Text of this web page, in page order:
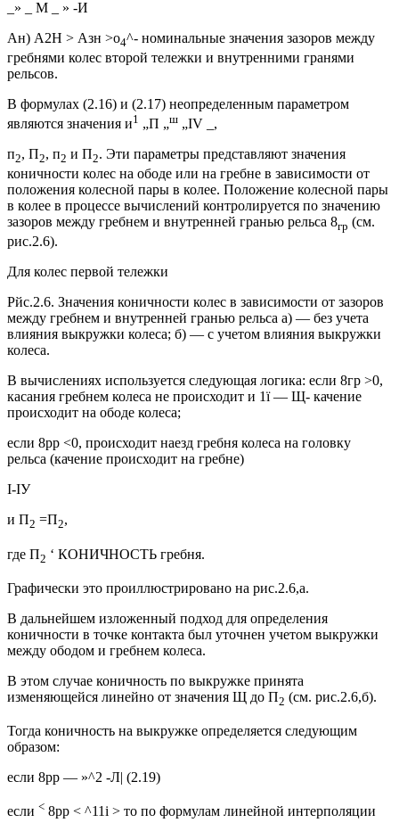
_» _ М _ » -И
Ан) А2Н > Азн >о4^- номинальные значения зазоров между
гребнями колес второй тележки и внутренними гранями
рельсов.
В формулах (2.16) и (2.17) неопределенным параметром
являются значения и1 „П „ш „IV _,
п2, П2, п2 и П2. Эти параметры представляют значения
коничности колес на ободе или на гребне в зависимости от
положения колесной пары в колее. Положение колесной пары
в колее в процессе вычислений контролируется по значению
зазоров между гребнем и внутренней гранью рельса 8гр (см.
рис.2.6).
Для колес первой тележки
Рйс.2.6. Значения коничности колес в зависимости от зазоров
между гребнем и внутренней гранью рельса а) — без учета
влияния выкружки колеса; б) — с учетом влияния выкружки
колеса.
В вычислениях используется следующая логика: если 8гр >0,
касания гребнем колеса не происходит и 1ї — Щ- качение
происходит на ободе колеса;
если 8рр <0, происходит наезд гребня колеса на головку
рельса (качение происходит на гребне)
І-ІУ
и П2 =П2,
где П2 ‘ КОНИЧНОСТЬ гребня.
Графически это проиллюстрировано на рис.2.6,а.
В дальнейшем изложенный подход для определения
коничности в точке контакта был уточнен учетом выкружки
между ободом и гребнем колеса.
В этом случае коничность по выкружке принята
изменяющейся линейно от значения Щ до П2 (см. рис.2.6,б).
Тогда коничность на выкружке определяется следующим
образом:
если 8рр — »^2 -Л| (2.19)
если < 8рр < ^11і > то по формулам линейной интерполяции